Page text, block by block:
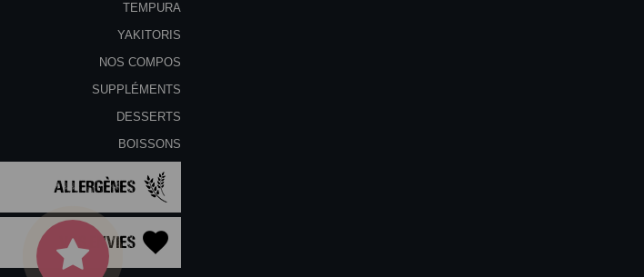
TEMPURA
YAKITORIS
NOS COMPOS
SUPPLÉMENTS
DESSERTS
BOISSONS
Allergènes
Vos Envies